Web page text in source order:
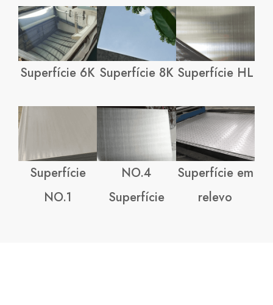
Superfície 6K Superfície 8K Superfície HL
Superfície
NO.1
NO.4
Superfície
Superfície em
relevo